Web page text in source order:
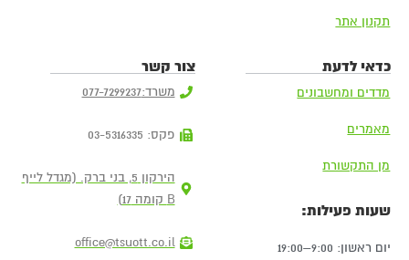
תקנון אתר
כדאי לדעת
מדדים ומחשבונים
מאמרים
מן התקשורת
שעות פעילות:
יום ראשון: 9:00–19:00
צור קשר
משרד:077-7299237
פקס: 03-5316335
הירקון 5, בני ברק. (מגדל לייף
B קומה 17)
office@tsuott.co.il